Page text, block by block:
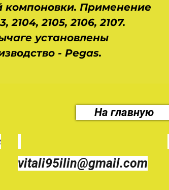
компоновки. Применение
2104, 2105, 2106, 2107.
установлены
- Pegas.
На главную
vitali95ilin@gmail.com